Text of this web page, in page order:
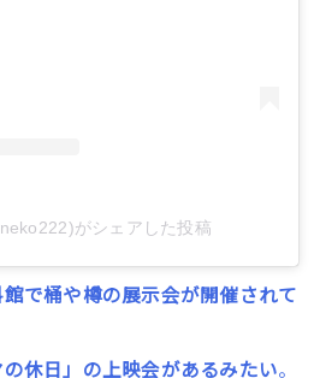
がシェアした投稿
で桶や樽の展示会が開催されて
休日」の上映会があるみたい。